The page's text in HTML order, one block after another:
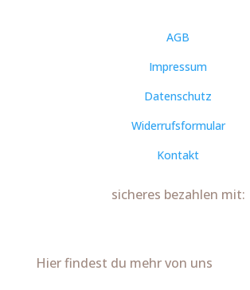
AGB
Impressum
Datenschutz
Widerrufsformular
Kontakt
sicheres bezahlen mit:
Hier findest du mehr von uns